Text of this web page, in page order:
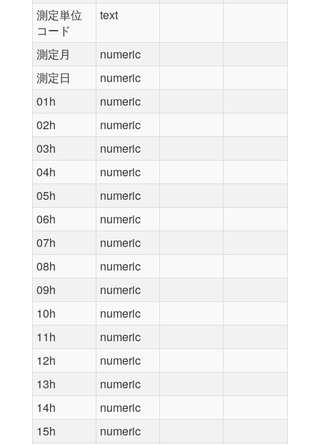
測定単位
コード
text
測定月
numeric
測定日
numeric
01h
numeric
02h
numeric
03h
numeric
04h
numeric
05h
numeric
06h
numeric
07h
numeric
08h
numeric
09h
numeric
10h
numeric
11h
numeric
12h
numeric
13h
numeric
14h
numeric
15h
numeric